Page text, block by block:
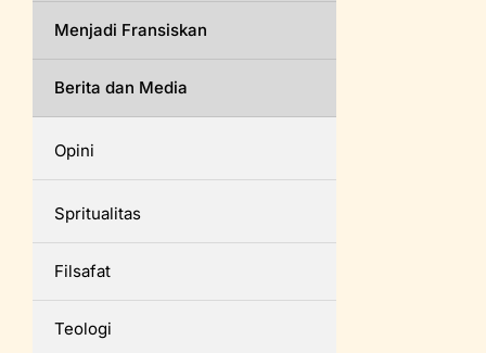
Menjadi Fransiskan
Berita dan Media
Opini
Spritualitas
Filsafat
Teologi